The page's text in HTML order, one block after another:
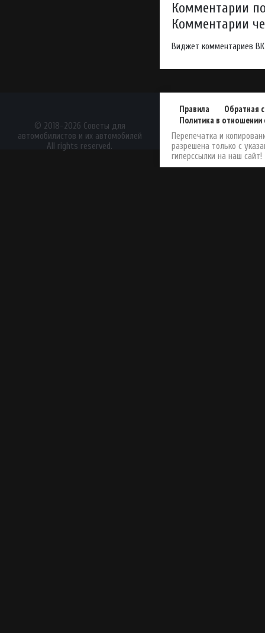
Комментарии
Комментарии
Виджет комментариев ВК
АвтоЖурнал
© 2018-2026 Советы для
автомобилистов и их автомобилей
All rights reserved.
Правила
Обратная
Политика в отношении
Перепечатка и
разрешена только с
гиперссылки на наш сайт!